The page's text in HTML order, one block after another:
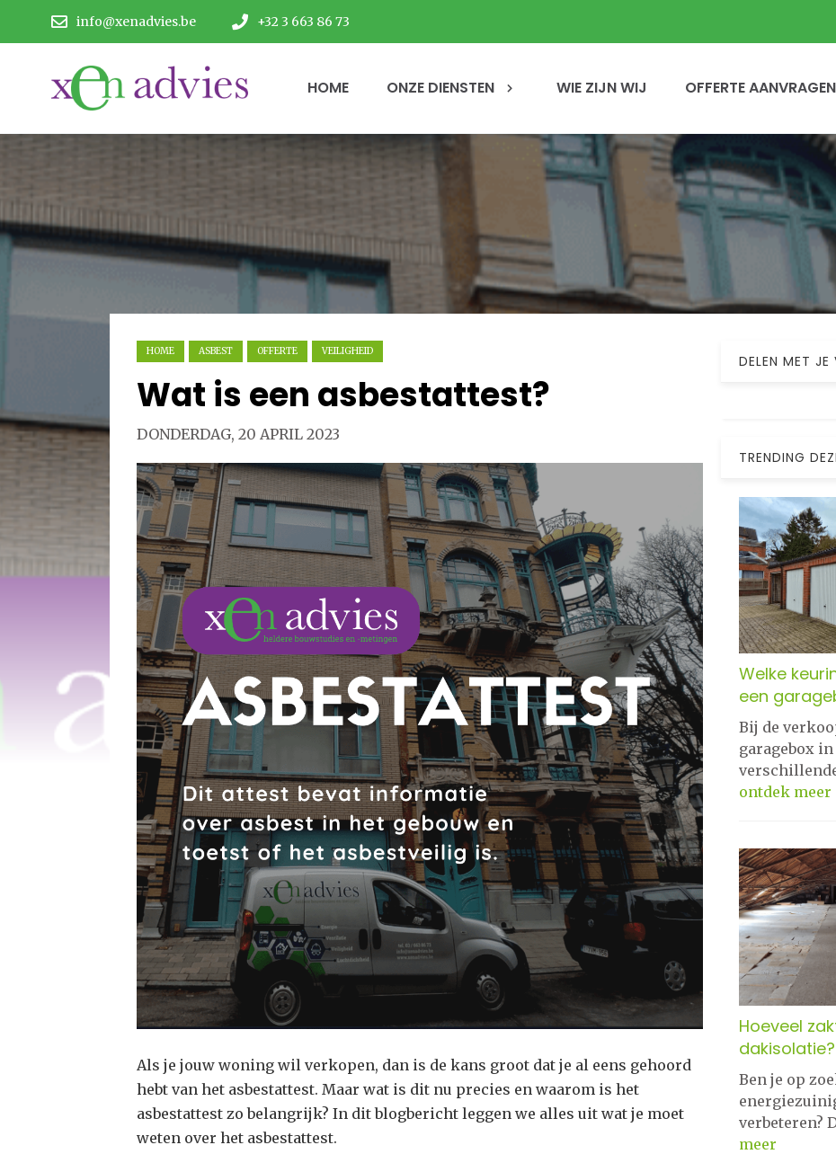
info@xenadvies.be +32 3 663 86 73
HOME ONZE DIENSTEN WIE ZIJN WIJ OFFERTE AANVRAGEN
HOME ASBEST OFFERTE VEILIGHEID
Wat is een asbestattest?
DONDERDAG, 20 APRIL 2023
Als je jouw woning wil verkopen, dan is de kans groot dat je al eens gehoord
hebt van het asbestattest. Maar wat is dit nu precies en waarom is het
asbestattest zo belangrijk? In dit blogbericht leggen we alles uit wat je moet
weten over het asbestattest.
DELEN MET JE
TRENDING
Welke
een
Bij de
garagebox
ontdek meer
Hoeveel
dakisolatie?
Ben je op
verbeteren?
meer